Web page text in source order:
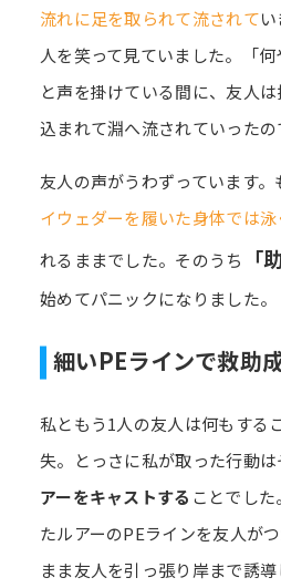
流れに足を取られて流されて
人を笑って見ていました。「何
と声を掛けている間に、友人
込まれて淵へ流されていったの
友人の声がうわずっています。
イウェダーを履いた身体では
れるままでした。そのうち
「
始めてパニックになりました。
細いPEラインで救助
私ともう1人の友人は何もする
失。とっさに私が取った行動
アーをキャストする ことでし
たルアーのPEラインを友人が
まま友人を引っ張り岸まで誘